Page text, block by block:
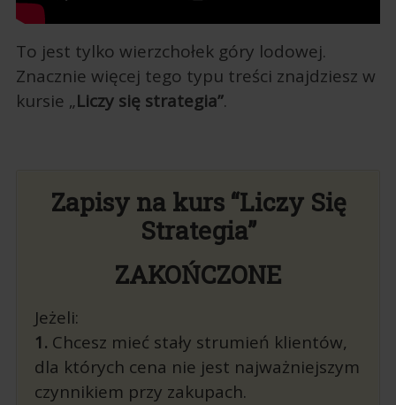
To jest tylko wierzchołek góry lodowej.
Znacznie więcej tego typu treści znajdziesz w
kursie „Liczy się strategia”.
Zapisy na kurs “Liczy Się
Strategia”
ZAKOŃCZONE
Jeżeli:
1. Chcesz mieć stały strumień klientów,
dla których cena nie jest najważniejszym
czynnikiem przy zakupach.